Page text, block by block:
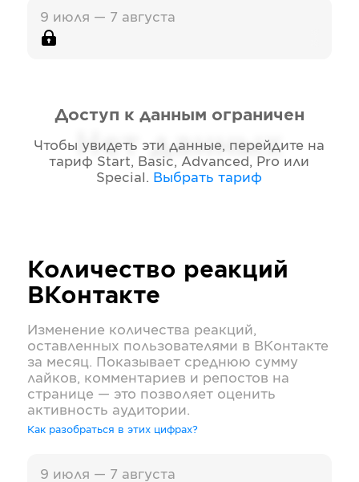
9 июля — 7 августа
Нет данных
Доступ к данным ограничен
Чтобы увидеть эти данные, перейдите на
тариф Start, Basic, Advanced, Pro или
Special . Выбрать тариф
Количество реакций
ВКонтакте
Изменение количества реакций,
оставленных пользователями в ВКонтакте
за месяц. Показывает среднюю сумму
лайков, комментариев и репостов на
странице — это позволяет оценить
активность аудитории.
Как разобраться в этих цифрах?
9 июля — 7 августа